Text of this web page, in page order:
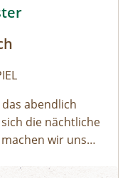
abendlich
die nächtliche
wir uns